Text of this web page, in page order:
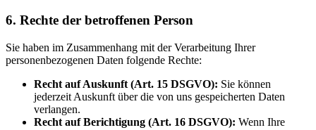
6. Rechte der betroffenen Person
Sie haben im Zusammenhang mit der Verarbeitung Ihrer
personenbezogenen Daten folgende Rechte:
Recht auf Auskunft (Art. 15 DSGVO): Sie können
jederzeit Auskunft über die von uns gespeicherten Daten
verlangen.
Recht auf Berichtigung (Art. 16 DSGVO): Wenn Ihre